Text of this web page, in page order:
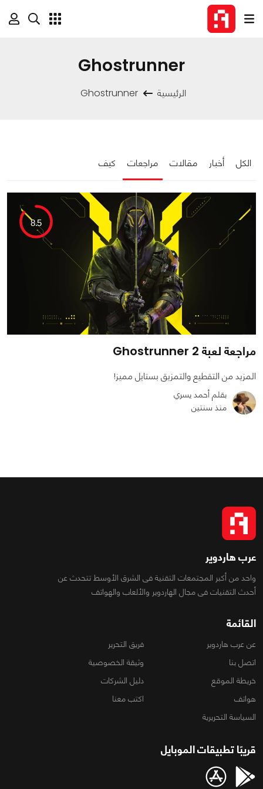
Ghostrunner
الرئيسية Ghostrunner
الكل أخبار مقالات مراجعات كيف
8.5
مراجعة لعبة Ghostrunner 2
المزيد من التقطيع والتمزيق بستايل مميز!
بقلم أحمد يسري
منذ سنتين
عرب هاردوير
واحد من أكبر المجتمعات التقنية فى الشرق الأوسط تتحدث عن
أحدث التقنيات فى مجال الهاردوير والألعاب والهواتف
القائمة
عن عرب هاردوير
فريق التحرير
اتصل بنا
وثيقة الخصوصية
خريطة الموقع
دليل الشركات
هواتف
اكتب معنا
السياسة التحريرية
قريبًا تطبيقات الموبايل